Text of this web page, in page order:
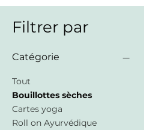
Filtrer par
Catégorie
Tout
Bouillottes sèches
Cartes yoga
Roll on Ayurvédique